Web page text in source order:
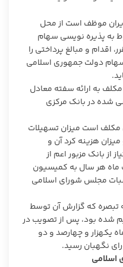
ایران موظف است از محل
به پذیره نویسی سهام
اقدام و مبالغ پرداختی را
دولت جمهوری اسلامی
مکلف به ارائه سفته معادل
شده در بانک مرکزی
مکلف است میزان تسهیلات
هزینه کرد آن و
از بانک مزبور اعم از
ماه هر سال به کمیسیون
مجلس شورای اسلامی
تبصره که گزارش آن توسط
شده بود، پس از تصویب در
یکهزار و چهارصد و دو
اسلامی